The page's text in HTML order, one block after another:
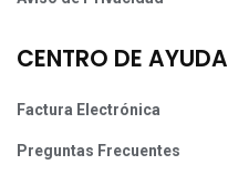
CENTRO DE AYUDA
Factura Electrónica
Preguntas Frecuentes